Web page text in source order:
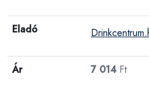
Eladó
Ár 7 014Ft